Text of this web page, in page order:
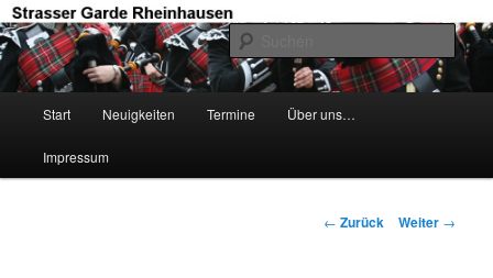
Zum
Inhalt
wechseln
Strasser Garde Rheinhausen
Willkommen auf der Web-Präsenz der Strasser Garde Rheinhausen
Start Neuigkeiten Termine Über uns…
Impressum
Beitrags-
← Zurück Weiter →